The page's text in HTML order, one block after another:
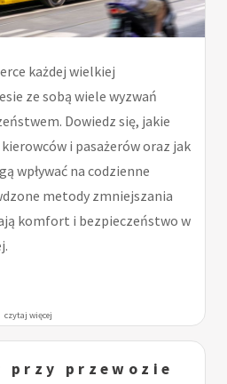
każdej wielkiej
ze sobą wiele wyzwań
Dowiedz się, jakie
i pasażerów oraz jak
wpływać na codzienne
metody zmniejszania
komfort i bezpieczeństwo w
czytaj więcej
przy przewozie